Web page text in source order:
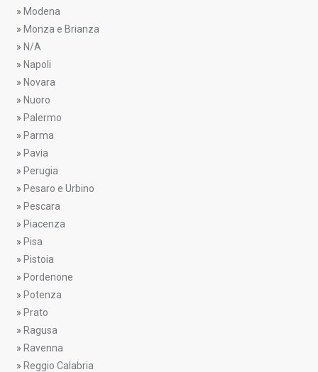
» Modena
» Monza e Brianza
» N/A
» Napoli
» Novara
» Nuoro
» Palermo
» Parma
» Pavia
» Perugia
» Pesaro e Urbino
» Pescara
» Piacenza
» Pisa
» Pistoia
» Pordenone
» Potenza
» Prato
» Ragusa
» Ravenna
» Reggio Calabria